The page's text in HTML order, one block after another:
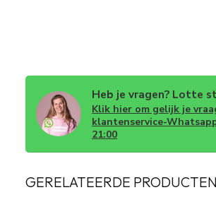
Heb je vragen? Lotte
Klik hier om gelijk je
klantenservice-
21:00
GERELATEERDE PRODUCTEN